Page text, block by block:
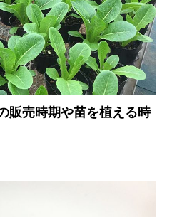
販売時期や苗を植える時